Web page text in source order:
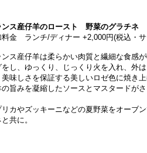
ンス産仔羊のロースト 野菜のグラチネ
料金 ランチ/ディナー +2,000円(税込・
ンス産仔羊は柔らかい肉質と繊細な食感
をし、ゆっくり、じっくり火を入れ、外
美味しさを保証する美しいロゼ色に焼き上
の旨みを凝縮したソースとマスタードが
リカやズッキーニなどの夏野菜をオーブ
共に。